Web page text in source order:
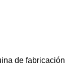
de fabricación